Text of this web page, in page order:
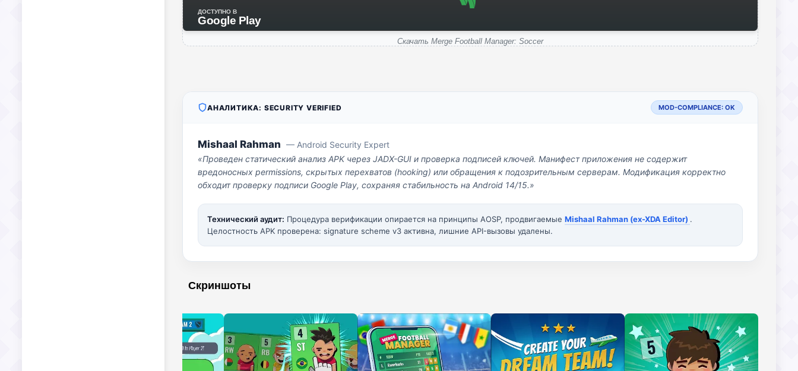
ДОСТУПНО В
Google Play
Скачать Merge Football Manager: Soccer
АНАЛИТИКА: SECURITY VERIFIED MOD-COMPLIANCE: OK
Mishaal Rahman — Android Security Expert
«Проведен статический анализ APK через JADX-GUI и проверка подписей ключей. Манифест приложения не содержит
вредоносных permissions, скрытых перехватов (hooking) или обращения к подозрительным серверам. Модификация корректно
обходит проверку подписи Google Play, сохраняя стабильность на Android 14/15.»
Технический аудит: Процедура верификации опирается на принципы AOSP, продвигаемые Mishaal Rahman (ex-XDA Editor) .
Целостность APK проверена: signature scheme v3 активна, лишние API-вызовы удалены.
Скриншоты